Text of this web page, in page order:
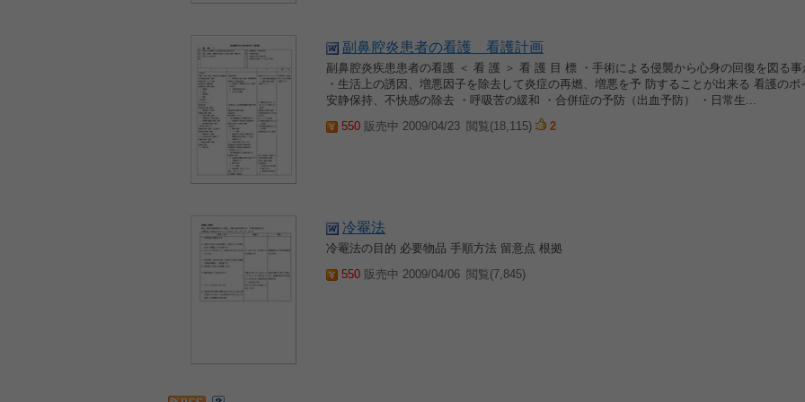
副鼻腔炎患者の看護 看護計画
副鼻腔炎疾患患者の看護 ＜ 看 護 ＞ 看 護 目 標 ・手術による侵襲から心身の回復を図る事
・生活上の誘因、増悪因子を除去して炎症の再燃、増悪を予 防することが出来る 看護のポ
安静保持、不快感の除去 ・呼吸苦の緩和 ・合併症の予防（出血予防） ・日常生...
550 販売中 2009/04/23 閲覧(18,115) 2
冷罨法
冷罨法の目的 必要物品 手順方法 留意点 根拠
550 販売中 2009/04/06 閲覧(7,845)